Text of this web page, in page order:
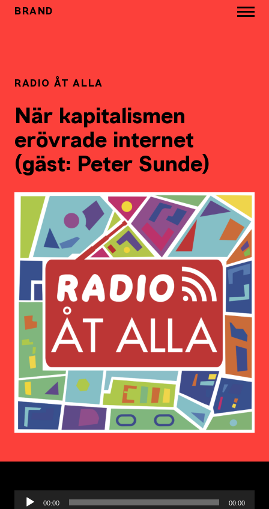
BRAND
RADIO ÅT ALLA
När kapitalismen
erövrade internet
(gäst: Peter Sunde)
Ljudspelare
00:00 00:00